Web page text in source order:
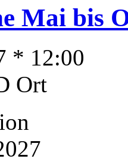
Mai bis
* 12:00
Ort